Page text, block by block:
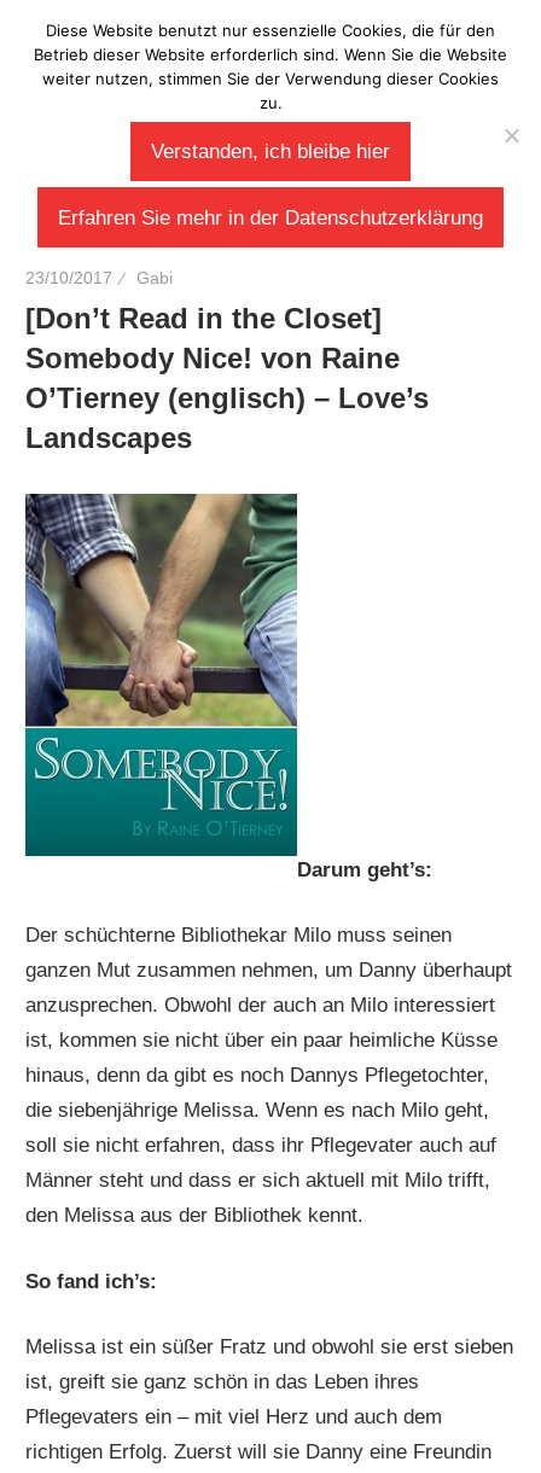
Inhalt
springen
Laberladen
23/10/2017 Gabi
[Don’t Read in the Closet]
Somebody Nice! von Raine
O’Tierney (englisch) – Love’s
Landscapes
Darum geht’s:
Der schüchterne Bibliothekar Milo muss seinen
ganzen Mut zusammen nehmen, um Danny überhaupt
anzusprechen. Obwohl der auch an Milo interessiert
ist, kommen sie nicht über ein paar heimliche Küsse
hinaus, denn da gibt es noch Dannys Pflegetochter,
die siebenjährige Melissa. Wenn es nach Milo geht,
soll sie nicht erfahren, dass ihr Pflegevater auch auf
Männer steht und dass er sich aktuell mit Milo trifft,
den Melissa aus der Bibliothek kennt.
So fand ich’s:
Melissa ist ein süßer Fratz und obwohl sie erst sieben
ist, greift sie ganz schön in das Leben ihres
Pflegevaters ein – mit viel Herz und auch dem
richtigen Erfolg. Zuerst will sie Danny eine Freundin
Diese Website benutzt nur essenzielle Cookies, die für den
Betrieb dieser Website erforderlich sind. Wenn Sie die Website
weiter nutzen, stimmen Sie der Verwendung dieser Cookies
zu.
Verstanden, ich bleibe hier
Erfahren Sie mehr in der Datenschutzerklärung